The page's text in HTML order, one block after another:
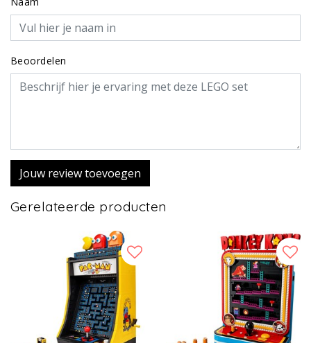
Beoordelen
Jouw review toevoegen
Gerelateerde producten